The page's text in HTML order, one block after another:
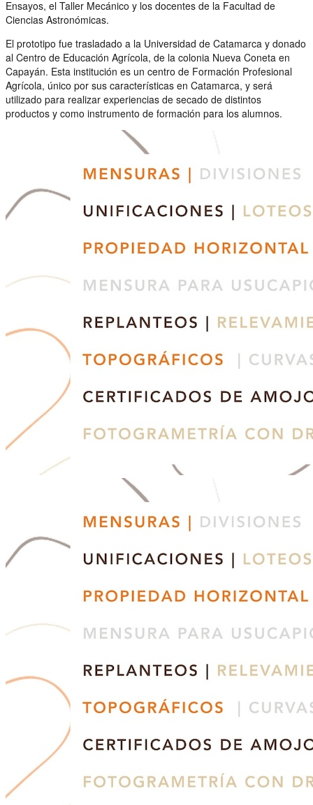
Ensayos, el Taller Mecánico y los docentes de la Facultad de
Ciencias Astronómicas.
El prototipo fue trasladado a la Universidad de Catamarca y donado
al Centro de Educación Agrícola, de la colonia Nueva Coneta en
Capayán. Esta institución es un centro de Formación Profesional
Agrícola, único por sus características en Catamarca, y será
utilizado para realizar experiencias de secado de distintos
productos y como instrumento de formación para los alumnos.